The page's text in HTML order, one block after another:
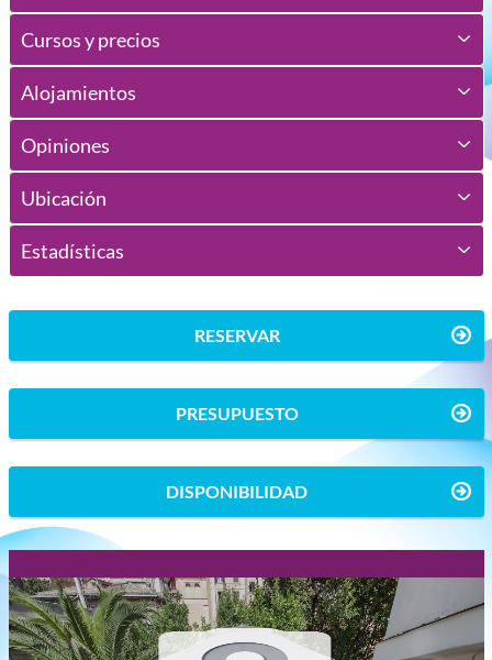
Cursos y precios
Alojamientos
Opiniones
Ubicación
Estadísticas
RESERVAR
PRESUPUESTO
DISPONIBILIDAD